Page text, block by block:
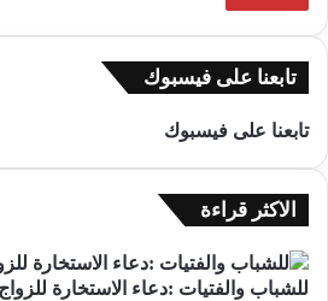
تابعنا على فيسبوك
تابعنا على فيسبوك
الاكثر قراءة
للشباب والفتيات :دعاء الاستخارة